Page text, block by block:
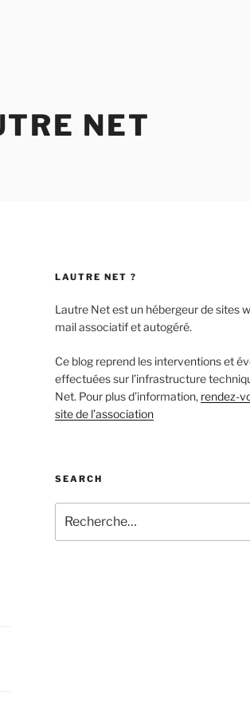
NET
LAUTRE NET ?
Lautre Net est un hébergeur de sites
mail associatif et autogéré.
Ce blog reprend les interventions et
effectuées sur l’infrastructure
Net. Pour plus d’information, rendez-
site de l’association
SEARCH
pour
: